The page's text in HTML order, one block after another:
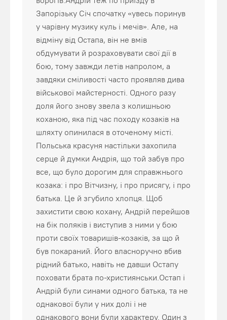
Запорізьку Січ спочатку «увесь поринув
у чарівну музику куль і мечів». Але, на
відміну від Остапа, він не вмів
обдумувати й розраховувати свої дії в
бою, тому завжди летів напролом, а
завдяки сміливості часто проявляв дива
військової майстерності. Одного разу
доля його знову звела з колишньою
коханою, яка під час походу козаків на
шляхту опинилася в оточеному місті.
Польська красуня настільки захопила
серце й думки Андрія, що той забув про
все, що було дорогим для справжнього
козака: і про Вітчизну, і про присягу, і про
батька. Це й згубило хлопця. Щоб
захистити свою кохану, Андрій перейшов
на бік поляків і виступив з ними у бою
проти своїх товаришів-козаків, за що й
був покараний. Його власноручно вбив
рідний батько, навіть не давши Остапу
поховати брата по-християнськи.Остап і
Андрій були синами одного батька, та не
однакової були у них долі і не
однакового вони були характеру. Один з